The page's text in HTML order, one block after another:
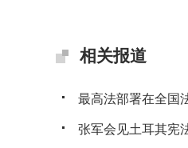
相关报道
最高法部署在全国
张军会见土耳其宪